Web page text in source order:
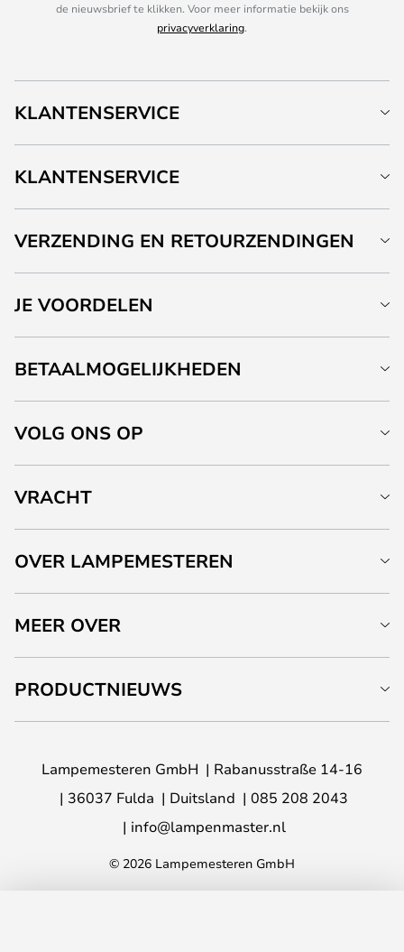
de nieuwsbrief te klikken. Voor meer informatie bekijk ons
privacyverklaring.
KLANTENSERVICE
KLANTENSERVICE
VERZENDING EN RETOURZENDINGEN
JE VOORDELEN
BETAALMOGELIJKHEDEN
VOLG ONS OP
VRACHT
OVER LAMPEMESTEREN
MEER OVER
PRODUCTNIEUWS
Lampemesteren GmbH
Rabanusstraße 14-16
36037 Fulda
Duitsland
085 208 2043
info@lampenmaster.nl
© 2026 Lampemesteren GmbH